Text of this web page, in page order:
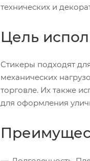
технических и
Цель
Стикеры подходят
механических
торговле. Их также
для оформления